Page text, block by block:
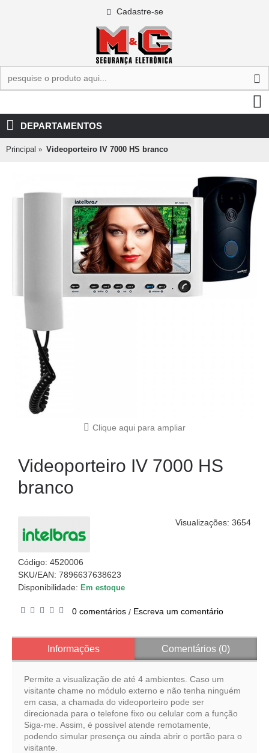
Cadastre-se
DEPARTAMENTOS
Principal Videoporteiro IV 7000 HS branco
Clique aqui para ampliar
Videoporteiro IV 7000 HS
branco
Visualizações: 3654
Código: 4520006
SKU/EAN: 7896637638623
Disponibilidade: Em estoque
0 comentários / Escreva um comentário
Informações Comentários (0)
Permite a visualização de até 4 ambientes. Caso um
visitante chame no módulo externo e não tenha ninguém
em casa, a chamada do videoporteiro pode ser
direcionada para o telefone fixo ou celular com a função
Siga-me. Assim, é possível atende remotamente,
podendo simular presença ou ainda abrir o portão para o
visitante.